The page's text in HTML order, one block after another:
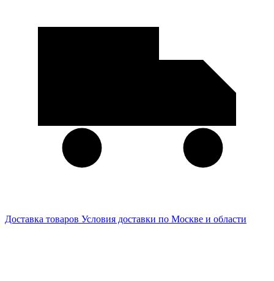
Доставка товаров Условия доставки по Москве и области